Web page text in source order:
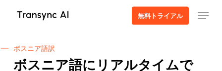
無料トライアル メニュー
ボスニア語訳
ボスニア語にリアルタイムで